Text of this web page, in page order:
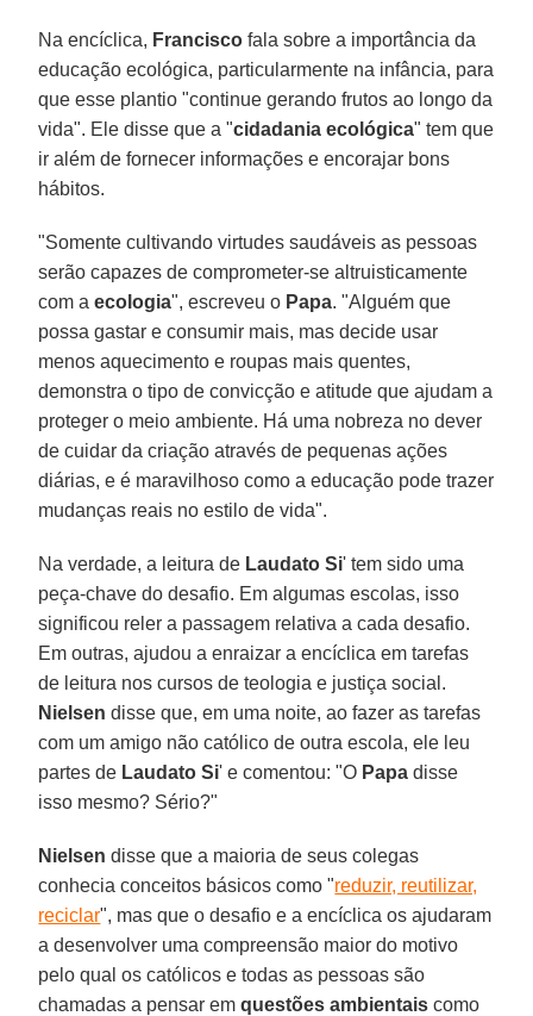
Na encíclica, Francisco fala sobre a importância da
educação ecológica, particularmente na infância, para
que esse plantio "continue gerando frutos ao longo da
vida". Ele disse que a "cidadania ecológica" tem que
ir além de fornecer informações e encorajar bons
hábitos.
"Somente cultivando virtudes saudáveis as pessoas
serão capazes de comprometer-se altruisticamente
com aecologia", escreveu o Papa. "Alguém que
possa gastar e consumir mais, mas decide usar
menos aquecimento e roupas mais quentes,
demonstra o tipo de convicção e atitude que ajudam a
proteger o meio ambiente. Há uma nobreza no dever
de cuidar da criação através de pequenas ações
diárias, e é maravilhoso como a educação pode trazer
mudanças reais no estilo de vida".
Na verdade, a leitura de Laudato Si' tem sido uma
peça-chave do desafio. Em algumas escolas, isso
significou reler a passagem relativa a cada desafio.
Em outras, ajudou a enraizar a encíclica em tarefas
de leitura nos cursos de teologia e justiça social.
Nielsen disse que, em uma noite, ao fazer as tarefas
com um amigo não católico de outra escola, ele leu
partes de Laudato Si' e comentou: "O Papa disse
isso mesmo? Sério?"
Nielsen disse que a maioria de seus colegas
conhecia conceitos básicos como "reduzir, reutilizar,
reciclar", mas que o desafio e a encíclica os ajudaram
a desenvolver uma compreensão maior do motivo
pelo qual os católicos e todas as pessoas são
chamadas a pensar em questões ambientais como